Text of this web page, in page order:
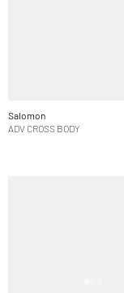
Salomon
ADV CROSS BODY